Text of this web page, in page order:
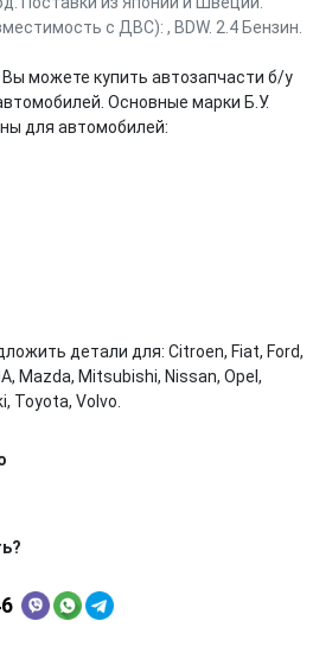
с ДВС): , BDW. 2.4 Бензин.
можете купить автозапчасти б/у
Основные марки Б.У.
для автомобилей:
детали для: Citroen, Fiat, Ford,
Mazda, Mitsubishi, Nissan, Opel,
Toyota, Volvo.